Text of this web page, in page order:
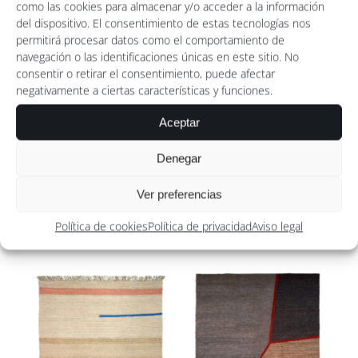
como las cookies para almacenar y/o acceder a la información
del dispositivo. El consentimiento de estas tecnologías nos
permitirá procesar datos como el comportamiento de
navegación o las identificaciones únicas en este sitio. No
consentir o retirar el consentimiento, puede afectar
negativamente a ciertas características y funciones.
Aceptar
Denegar
Ver preferencias
Política de cookiesPolítica de privacidadAviso legal
desde
1.180,00 €
hasta
2.175,00 €
desde
1.457,00
2.311,10€ -Rango
de
desde
2.311,10 €
hasta
Popsycle Sand
1.910,00€
de
precios:
desde
hasta